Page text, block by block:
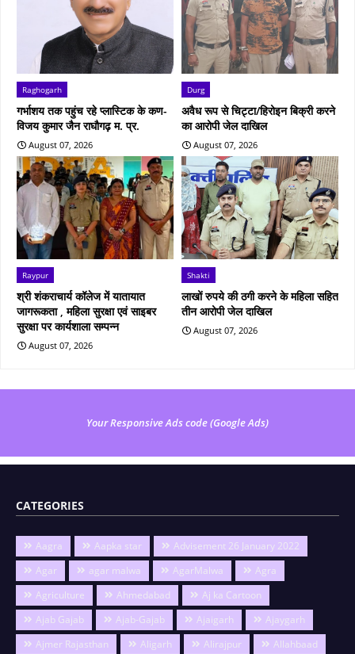
Raghogarh
गर्भाशय तक पहुंच रहे प्लास्टिक के कण-
विजय कुमार जैन राघौगढ़ म. प्र.
August 07, 2026
Durg
अवैध रूप से चिट्टा/हिरोइन बिक्री करने
का आरोपी जेल दाखिल
August 07, 2026
Raypur
श्री शंकराचार्य कॉलेज में यातायात
जागरूकता , महिला सुरक्षा एवं साइबर
सुरक्षा पर कार्यशाला सम्पन्न
August 07, 2026
Shakti
लाखों रुपये की ठगी करने के महिला सहित
तीन आरोपी जेल दाखिल
August 07, 2026
Your Responsive Ads code (Google Ads)
CATEGORIES
Aagra Aapka star
Advisement 26 January 2022
Agar
agar malwa AgarMalwa
Agra
Agriculture
Ahmedabad
Aj ka Cartoon
Ajab Gajab
Ajab-Gajab Ajaigarh
Ajaygarh
Ajmer Rajasthan
Aligarh Alirajpur
Allahbaad